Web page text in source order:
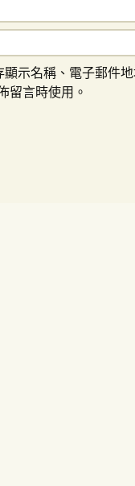
顯示名稱、電子郵件
留言時使用。